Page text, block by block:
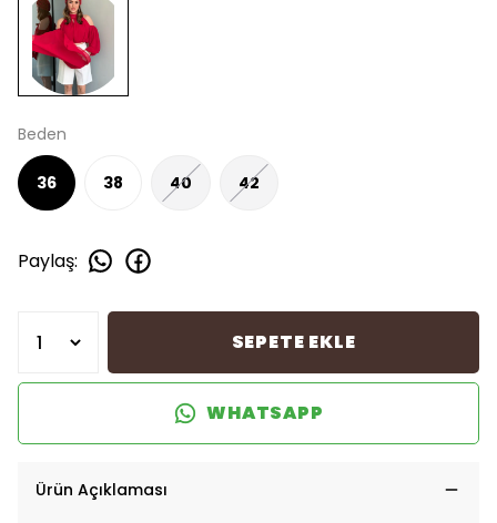
Beden
36 38 40 42
Paylaş:
SEPETE EKLE
WHATSAPP
Ürün Açıklaması